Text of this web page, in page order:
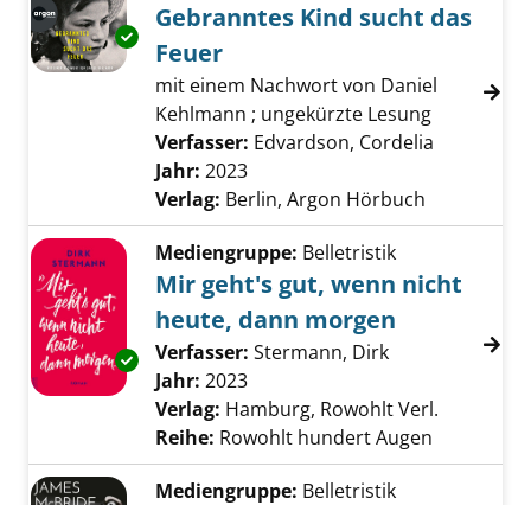
Exemplar-Details von Gebranntes Kind
Gebranntes Kind sucht das
Feuer
mit einem Nachwort von Daniel
Kehlmann ; ungekürzte Lesung
Verfasser: Edvardson, Cordelia
Jahr: 2023
Verlag: Berlin, Argon Hörbuch
Exemplar-Details von Mir geht's gut, wenn
Mediengruppe: Belletristik
Mir geht's gut, wenn nicht
heute, dann morgen
Verfasser: Stermann, Dirk Suche nach
Jahr: 2023
Verlag: Hamburg, Rowohlt Verl.
Reihe: Rowohlt hundert Augen
Mediengruppe: Belletristik